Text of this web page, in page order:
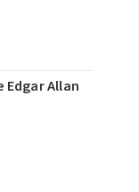
Edgar Allan